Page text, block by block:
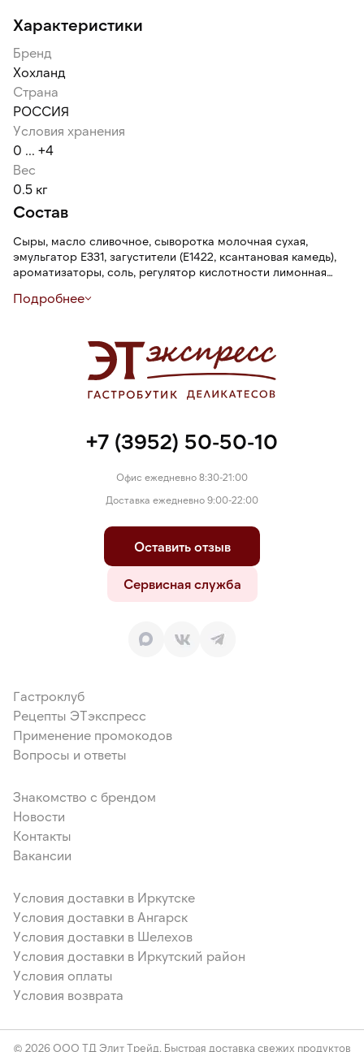
Характеристики
Бренд
Хохланд
Страна
РОССИЯ
Условия хранения
0 ... +4
Вес
0.5 кг
Состав
Сыры, масло сливочное, сыворотка молочная сухая,
эмульгатор Е331, загустители (Е1422, ксантановая камедь),
ароматизаторы, соль, регулятор кислотности лимонная
Подробнее
+7 (3952) 50-50-10
Офис ежедневно 8:30-21:00
Доставка ежедневно 9:00-22:00
Оставить отзыв
Сервисная служба
Гастроклуб
Рецепты ЭТэкспресс
Применение промокодов
Вопросы и ответы
Знакомство с брендом
Новости
Контакты
Вакансии
Условия доставки в Иркутске
Условия доставки в Ангарск
Условия доставки в Шелехов
Условия доставки в Иркутский район
Условия оплаты
Условия возврата
© 2026 ООО ТД Элит Трейд. Быстрая доставка свежих продуктов